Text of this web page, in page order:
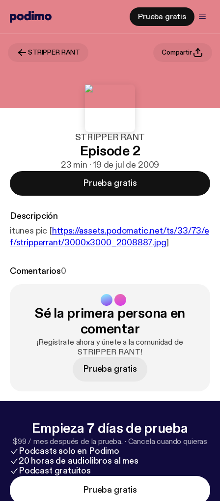
Prueba gratis
STRIPPER RANT Compartir
STRIPPER RANT
Episode 2
23 min · 19 de jul de 2009
Prueba gratis
Descripción
itunes pic [https://assets.podomatic.net/ts/33/73/e
f/stripperrant/3000x3000_2008887.jpg]
Comentarios0
Sé la primera persona en
comentar
¡Regístrate ahora y únete a la comunidad de
STRIPPER RANT!
Prueba gratis
Empieza 7 días de prueba
$99 / mes después de la prueba. · Cancela cuando quieras
Podcasts solo en Podimo
20 horas de audiolibros al mes
Podcast gratuitos
Prueba gratis